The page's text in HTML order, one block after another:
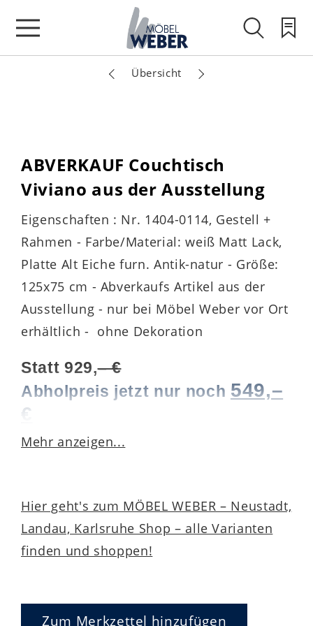
Übersicht
ABVERKAUF Couchtisch
Viviano aus der Ausstellung
Eigenschaften : Nr. 1404-0114, Gestell +
Rahmen - Farbe/Material: weiß Matt Lack,
Platte Alt Eiche furn. Antik-natur - Größe:
125x75 cm - Abverkaufs Artikel aus der
Ausstellung - nur bei Möbel Weber vor Ort
erhältlich - ohne Dekoration
Statt 929,– €
Abholpreis jetzt nur noch 549,–
€
DerCouchtisch Viviano
elegantes Design und hochwertige
Materialien. Das Gestell und der
Rahmen sind in einem edlen
einer natürlichenAntik-Natur
Mehr anzeigen...
Hier geht's zum MÖBEL WEBER – Neustadt,
Landau, Karlsruhe Shop – alle Varianten
finden und shoppen!
Zum Merkzettel hinzufügen